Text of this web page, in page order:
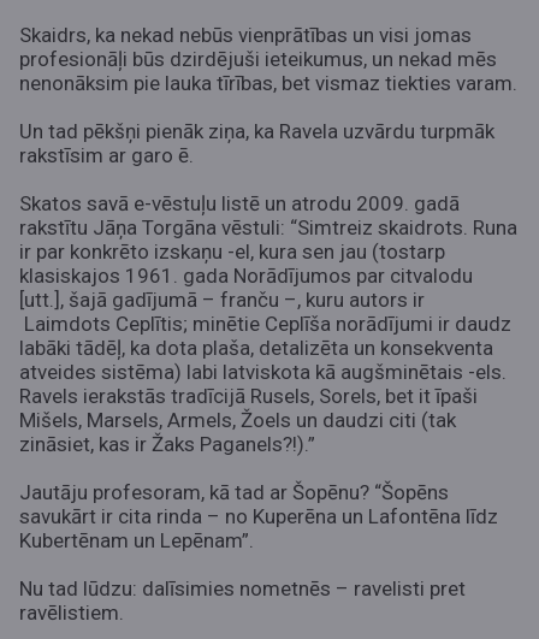
Skaidrs, ka nekad nebūs vienprātības un visi jomas
profesionāļi būs dzirdējuši ieteikumus, un nekad mēs
nenonāksim pie lauka tīrības, bet vismaz tiekties varam.
Un tad pēkšņi pienāk ziņa, ka Ravela uzvārdu turpmāk
rakstīsim ar garo ē.
Skatos savā e-vēstuļu listē un atrodu 2009. gadā
rakstītu Jāņa Torgāna vēstuli: “Simtreiz skaidrots. Runa
ir par konkrēto izskaņu -el, kura sen jau (tostarp
klasiskajos 1961. gada Norādījumos par citvalodu
[utt.], šajā gadījumā – franču –, kuru autors ir
Laimdots Ceplītis; minētie Ceplīša norādījumi ir daudz
labāki tādēļ, ka dota plaša, detalizēta un konsekventa
atveides sistēma) labi latviskota kā augšminētais -els.
Ravels ierakstās tradīcijā Rusels, Sorels, bet it īpaši
Mišels, Marsels, Armels, Žoels un daudzi citi (tak
zināsiet, kas ir Žaks Paganels?!).”
Jautāju profesoram, kā tad ar Šopēnu? “Šopēns
savukārt ir cita rinda – no Kuperēna un Lafontēna līdz
Kubertēnam un Lepēnam”.
Nu tad lūdzu: dalīsimies nometnēs – ravelisti pret
ravēlistiem.